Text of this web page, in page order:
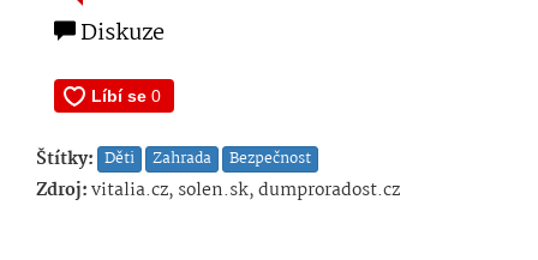
Diskuze
Štítky: Děti Zahrada Bezpečnost
Zdroj:vitalia.cz, solen.sk, dumproradost.cz